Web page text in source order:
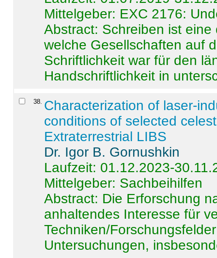
Mittelgeber: EXC 2176:
Abstract: Schreiben ist
welche Gesellschaften auf
Schriftlichkeit war für den
Handschriftlichkeit in
38. Characterization of laser-
conditions of selected
Extraterrestrial LIBS
Dr. Igor B. Gornushkin
Laufzeit: 01.12.2023-
Mittelgeber: Sachbeihilfen
Abstract: Die Erforschung
anhaltendes Interesse für
Techniken/
Untersuchungen,